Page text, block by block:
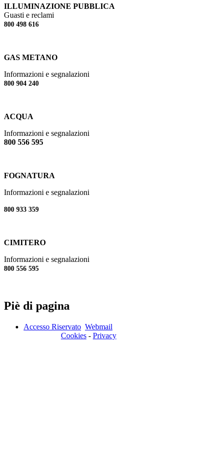
ILLUMINAZIONE PUBBLICA
Guasti e reclami
800 498 616
GAS METANO
Informazioni e segnalazioni
800 904 240
ACQUA
Informazioni e segnalazioni
800 556 595
FOGNATURA
Informazioni e segnalazioni
800 933 359
CIMITERO
Informazioni e segnalazioni
800 556 595
Piè di pagina
Accesso Riservato Webmail
Cookies - Privacy